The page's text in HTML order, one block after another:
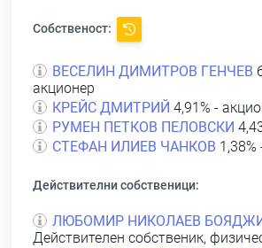
Собственост:
ВЕСЕЛИН ДИМИТРОВ ГЕНЧЕВ
акционер
КРЕЙС ДМИТРИЙ 4,91% -
РУМЕН ПЕТКОВ ПЕЛОВСКИ
СТЕФАН ИЛИЕВ ЧАНКОВ 1,38%
Действителни собственици:
ЛЮБОМИР НИКОЛАЕВ
Действителен собственик,